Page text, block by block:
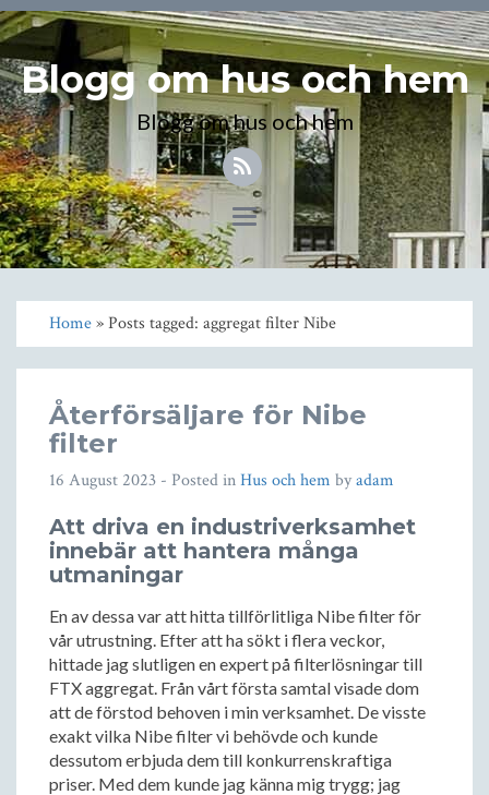
Blogg om hus och hem
Blogg om hus och hem
Toggle
navigation
Home» Posts tagged: aggregat filter Nibe
Återförsäljare för Nibe
filter
16 August 2023 - Posted inHus och hem byadam
Att driva en industriverksamhet
innebär att hantera många
utmaningar
En av dessa var att hitta tillförlitliga Nibe filter för
vår utrustning. Efter att ha sökt i flera veckor,
hittade jag slutligen en expert på filterlösningar till
FTX aggregat. Från vårt första samtal visade dom
att de förstod behoven i min verksamhet. De visste
exakt vilka Nibe filter vi behövde och kunde
dessutom erbjuda dem till konkurrenskraftiga
priser. Med dem kunde jag känna mig trygg; jag